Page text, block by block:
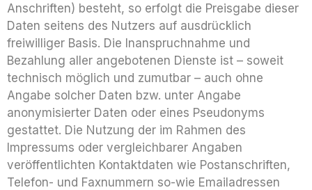
Anschriften) besteht, so erfolgt die Preisgabe dieser
Daten seitens des Nutzers auf ausdrücklich
freiwilliger Basis. Die Inanspruchnahme und
Bezahlung aller angebotenen Dienste ist – soweit
technisch möglich und zumutbar – auch ohne
Angabe solcher Daten bzw. unter Angabe
anonymisierter Daten oder eines Pseudonyms
gestattet. Die Nutzung der im Rahmen des
Impressums oder vergleichbarer Angaben
veröffentlichten Kontaktdaten wie Postanschriften,
Telefon- und Faxnummern so-wie Emailadressen